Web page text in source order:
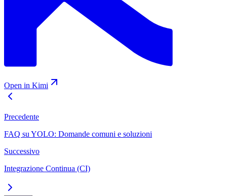
Open in Kimi
Precedente
FAQ su YOLO: Domande comuni e soluzioni
Successivo
Integrazione Continua (CI)